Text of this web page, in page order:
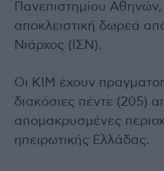
Πανεπιστημίου
αποκλειστική δωρεά
Νιάρχος (ΙΣΝ).
Οι ΚΙΜ έχουν
διακόσιες πέντε (205)
απομακρυσμένες
ηπειρωτικής Ελλάδας.